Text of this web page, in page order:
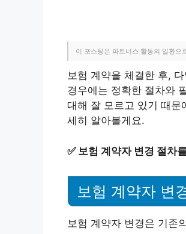
이 포스팅은 파트너스 활동의 일환으
보험 계약을 체결한 후,
경우에는 정확한 절차와
대해 잘 모르고 있기 때
세히 알아볼게요.
✅ 보험 계약자 변경 절차
보험 계약자 변
보험 계약자 변경은 기존